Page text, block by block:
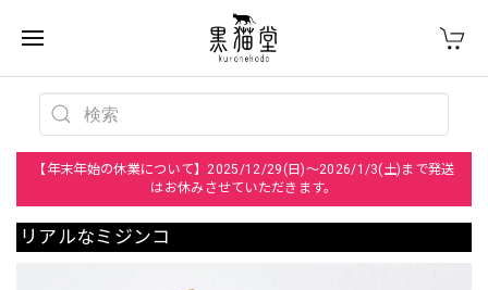
【年末年始の休業について】2025/12/29(日)～2026/1/3(土)まで発送
はお休みさせていただきます。
リアルなミジンコ